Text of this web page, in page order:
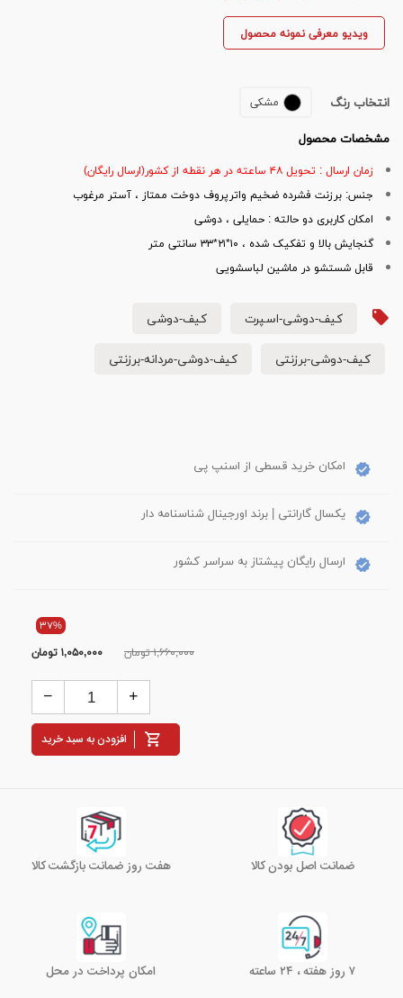
ویدیو معرفی نمونه محصول
انتخاب رنگ مشکی
مشخصات محصول
زمان ارسال : تحویل ۴۸ ساعته در هر نقطه از کشور(ارسال رایگان)
جنس: برزنت فشرده ضخیم واترپروف دوخت ممتاز ، آستر مرغوب
امکان کاربری دو حالته : حمایلی ، دوشی
گنجایش بالا و تفکیک شده ، ۱۰*۲۱*۳۳ سانتی متر
قابل شستشو در ماشین لباسشویی
کیف-دوشی-اسپرت
کیف-دوشی
کیف-دوشی-برزنتی
کیف-دوشی-مردانه-برزنتی
امکان خرید قسطی از اسنپ پی
یکسال گارانتی | برند اورجینال شناسنامه دار
ارسال رایگان پیشتاز به سراسر کشور
۳۷%
۱,۶۶۰,۰۰۰ تومان ۱,۰۵۰,۰۰۰تومان
افزودن به سبد خرید
ضمانت اصل بودن کالا هفت روز ضمانت بازگشت کالا
۷ روز هفته ، ۲۴ ساعته امکان پرداخت در محل